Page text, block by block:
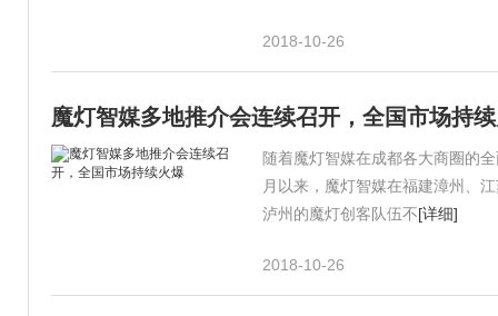
2018-10-26
魔灯智媒多地推介会连续召开，全国市场持
随着魔灯智媒在成都各大商圈的
月以来，魔灯智媒在福建漳州、
泸州的魔灯创客队伍不[详细]
2018-10-26